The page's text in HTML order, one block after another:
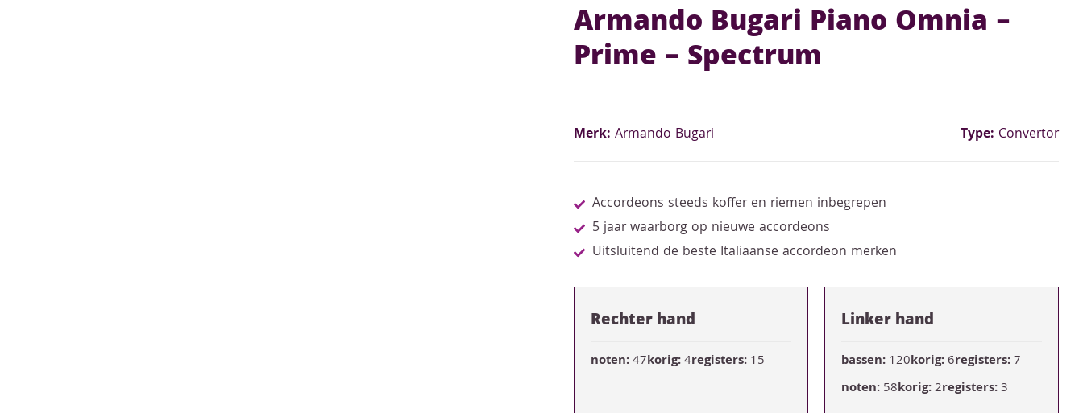
Armando Bugari Piano Omnia –
Prime – Spectrum
Merk: Armando Bugari Type: Convertor
Accordeons steeds koffer en riemen inbegrepen
5 jaar waarborg op nieuwe accordeons
Uitsluitend de beste Italiaanse accordeon merken
Rechter hand
noten:47korig:4registers:15
Linker hand
bassen:120korig:6registers:7
noten:58korig:2registers:3